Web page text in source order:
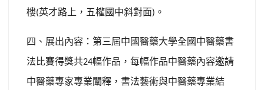
樓(英才路上，五權國中斜對面) 。
四、展出內容：第三屆中國醫藥大學全國中醫藥書
法比賽得獎共24幅作品，每幅作品中醫藥內容邀請
中醫藥專家專業闡釋，書法藝術與中醫藥專業結